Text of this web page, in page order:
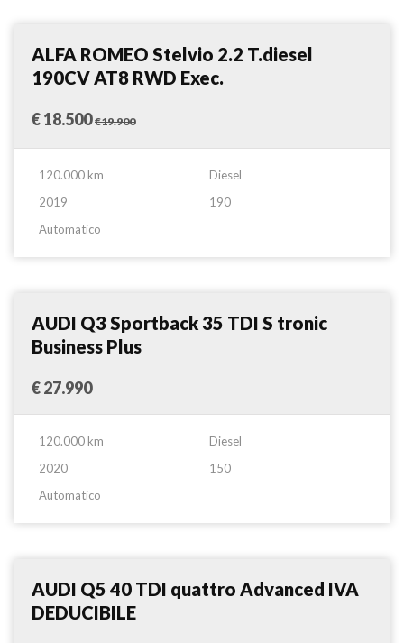
Confronta
ALFA ROMEO Stelvio 2.2 T.diesel
190CV AT8 RWD Exec.
€ 18.500€19.900
120.000 km
Diesel
2019
190
Automatico
Confronta
AUDI Q3 Sportback 35 TDI S tronic
Business Plus
€ 27.990
120.000 km
Diesel
2020
150
Automatico
Suv
Confronta
AUDI Q5 40 TDI quattro Advanced IVA
DEDUCIBILE